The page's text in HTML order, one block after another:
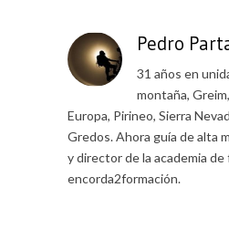
Pedro
31 años en
montaña,
Europa, Pirineo, Sierra
Gredos. Ahora guía de alta
y director de la academia
encorda2formación.